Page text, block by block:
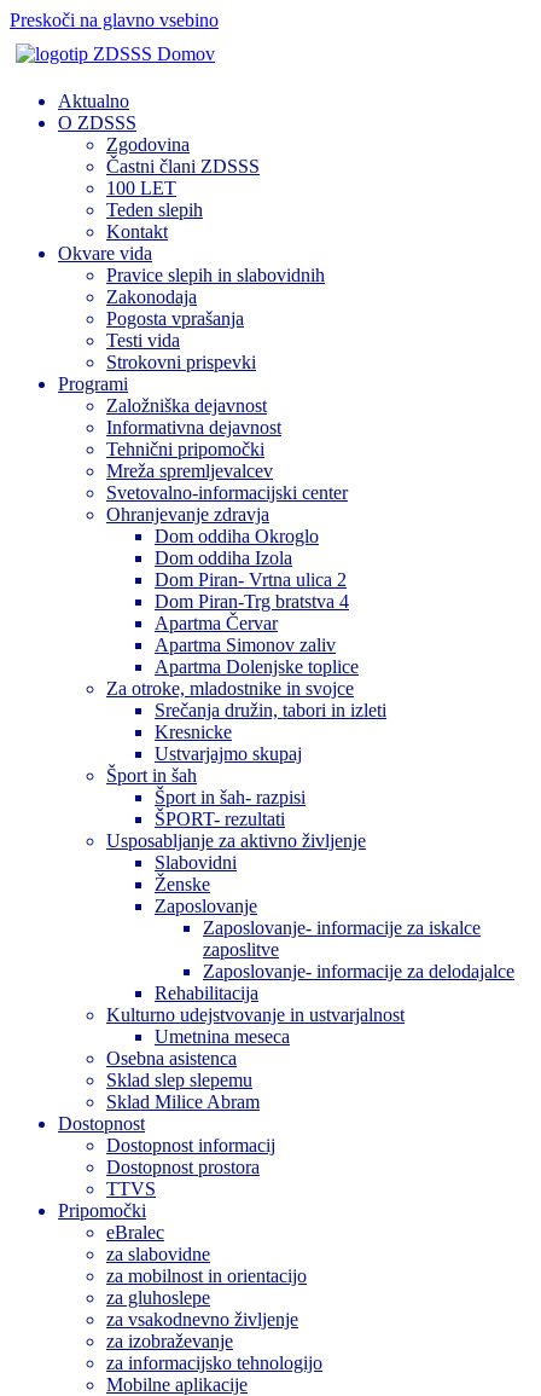
Preskoči na glavno vsebino
Domov
Aktualno
O ZDSSS
Zgodovina
Častni člani ZDSSS
100 LET
Teden slepih
Kontakt
Okvare vida
Pravice slepih in slabovidnih
Zakonodaja
Pogosta vprašanja
Testi vida
Strokovni prispevki
Programi
Založniška dejavnost
Informativna dejavnost
Tehnični pripomočki
Mreža spremljevalcev
Svetovalno-informacijski center
Ohranjevanje zdravja
Dom oddiha Okroglo
Dom oddiha Izola
Dom Piran- Vrtna ulica 2
Dom Piran-Trg bratstva 4
Apartma Červar
Apartma Simonov zaliv
Apartma Dolenjske toplice
Za otroke, mladostnike in svojce
Srečanja družin, tabori in izleti
Kresnicke
Ustvarjajmo skupaj
Šport in šah
Šport in šah- razpisi
ŠPORT- rezultati
Usposabljanje za aktivno življenje
Slabovidni
Ženske
Zaposlovanje
Zaposlovanje- informacije za iskalce
zaposlitve
Zaposlovanje- informacije za delodajalce
Rehabilitacija
Kulturno udejstvovanje in ustvarjalnost
Umetnina meseca
Osebna asistenca
Sklad slep slepemu
Sklad Milice Abram
Dostopnost
Dostopnost informacij
Dostopnost prostora
TTVS
Pripomočki
eBralec
za slabovidne
za mobilnost in orientacijo
za gluhoslepe
za vsakodnevno življenje
za izobraževanje
za informacijsko tehnologijo
Mobilne aplikacije